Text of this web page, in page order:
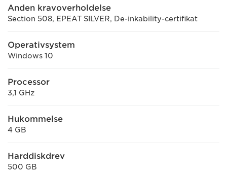
Anden kravoverholdelse
Section 508, EPEAT SILVER, De-inkability-certifikat
Operativsystem
Windows 10
Processor
3,1 GHz
Hukommelse
4 GB
Harddiskdrev
500 GB